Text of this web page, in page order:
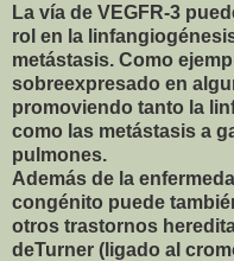
La vía de VEGFR-3
rol en la
metástasis. Como
sobreexpresado en
promoviendo tanto la
como las metástasis a
pulmones.
Además de la
congénito puede
otros trastornos
deTurner (ligado al